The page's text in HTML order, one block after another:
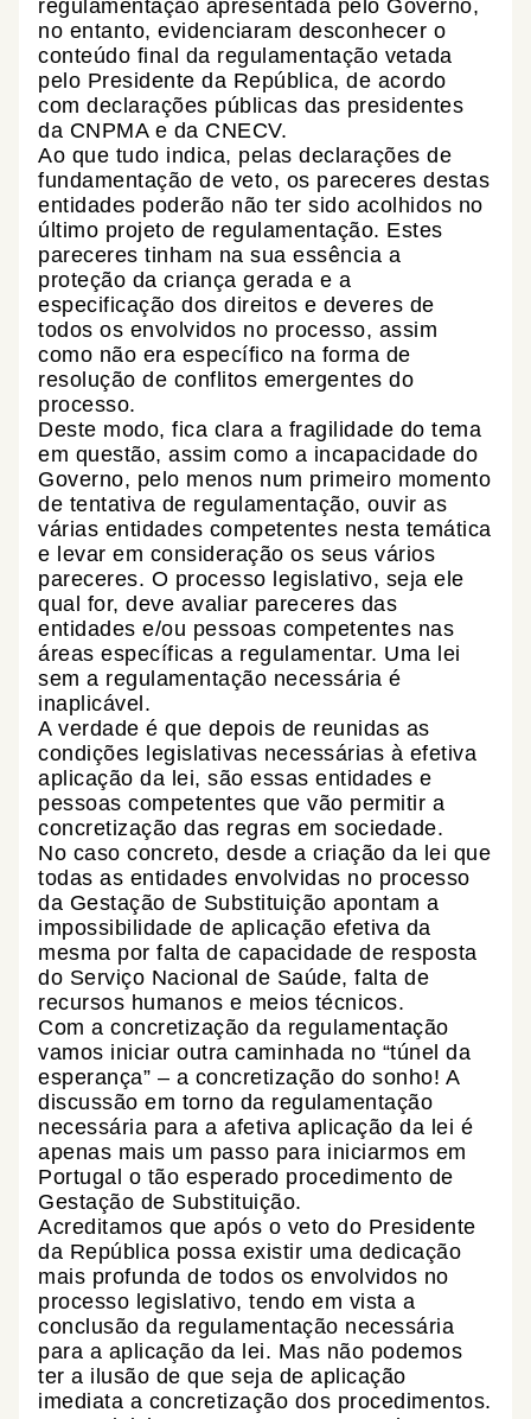
regulamentação apresentada pelo Governo,
no entanto, evidenciaram desconhecer o
conteúdo final da regulamentação vetada
pelo Presidente da República, de acordo
com declarações públicas das presidentes
da CNPMA e da CNECV.
Ao que tudo indica, pelas declarações de
fundamentação de veto, os pareceres destas
entidades poderão não ter sido acolhidos no
último projeto de regulamentação. Estes
pareceres tinham na sua essência a
proteção da criança gerada e a
especificação dos direitos e deveres de
todos os envolvidos no processo, assim
como não era específico na forma de
resolução de conflitos emergentes do
processo.
Deste modo, fica clara a fragilidade do tema
em questão, assim como a incapacidade do
Governo, pelo menos num primeiro momento
de tentativa de regulamentação, ouvir as
várias entidades competentes nesta temática
e levar em consideração os seus vários
pareceres. O processo legislativo, seja ele
qual for, deve avaliar pareceres das
entidades e/ou pessoas competentes nas
áreas específicas a regulamentar. Uma lei
sem a regulamentação necessária é
inaplicável.
A verdade é que depois de reunidas as
condições legislativas necessárias à efetiva
aplicação da lei, são essas entidades e
pessoas competentes que vão permitir a
concretização das regras em sociedade.
No caso concreto, desde a criação da lei que
todas as entidades envolvidas no processo
da Gestação de Substituição apontam a
impossibilidade de aplicação efetiva da
mesma por falta de capacidade de resposta
do Serviço Nacional de Saúde, falta de
recursos humanos e meios técnicos.
Com a concretização da regulamentação
vamos iniciar outra caminhada no “túnel da
esperança” – a concretização do sonho! A
discussão em torno da regulamentação
necessária para a afetiva aplicação da lei é
apenas mais um passo para iniciarmos em
Portugal o tão esperado procedimento de
Gestação de Substituição.
Acreditamos que após o veto do Presidente
da República possa existir uma dedicação
mais profunda de todos os envolvidos no
processo legislativo, tendo em vista a
conclusão da regulamentação necessária
para a aplicação da lei. Mas não podemos
ter a ilusão de que seja de aplicação
imediata a concretização dos procedimentos.